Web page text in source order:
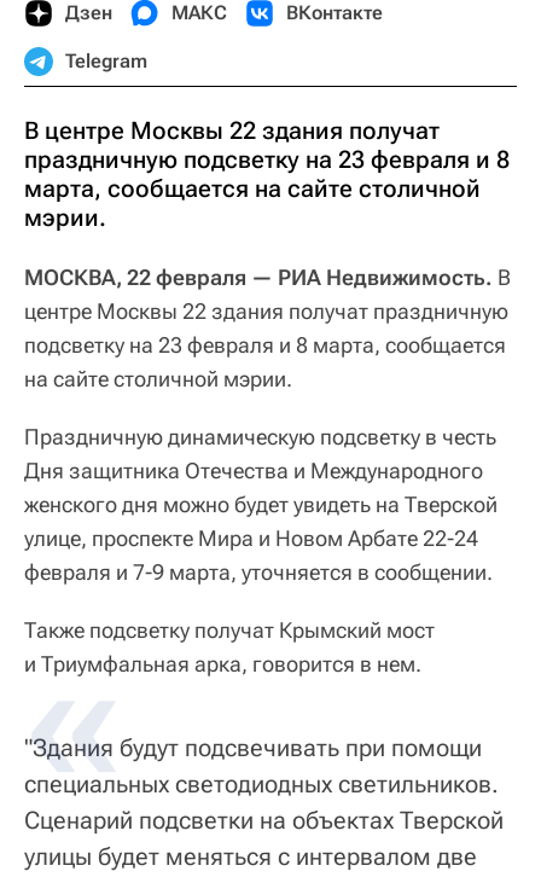
Дзен МАКС ВКонтакте
Telegram
В центре Москвы 22 здания получат
праздничную подсветку на 23 февраля и 8
марта, сообщается на сайте столичной
мэрии.
МОСКВА, 22 февраля — РИА Недвижимость. В
центре Москвы 22 здания получат праздничную
подсветку на 23 февраля и 8 марта, сообщается
на сайте столичной мэрии.
Праздничную динамическую подсветку в честь
Дня защитника Отечества и Международного
женского дня можно будет увидеть на Тверской
улице, проспекте Мира и Новом Арбате 22-24
февраля и 7-9 марта, уточняется в сообщении.
Также подсветку получат Крымский мост
и Триумфальная арка, говорится в нем.
"Здания будут подсвечивать при помощи
специальных светодиодных светильников.
Сценарий подсветки на объектах Тверской
улицы будет меняться с интервалом две